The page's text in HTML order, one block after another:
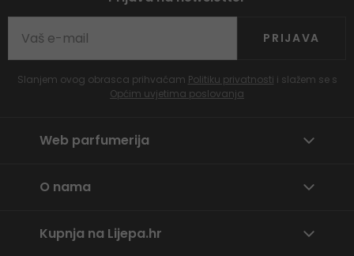
PRIJAVA
Slanjem ovog obrasca prihvaćam Politiku privatnosti i slažem se s
Općim uvjetima poslovanja
Web parfumerija
O nama
Kupnja na Lijepa.hr